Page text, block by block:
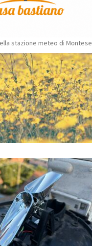
stazione meteo di Montese